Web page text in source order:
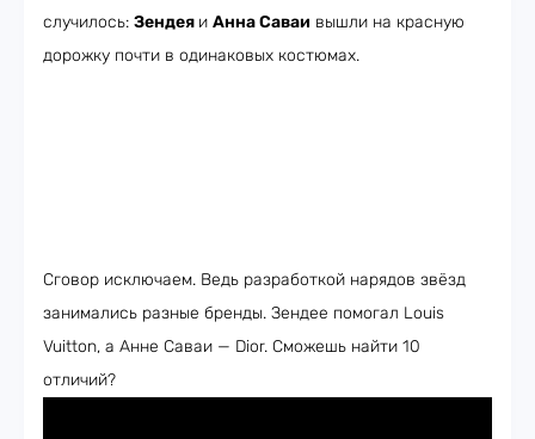
случилось: Зендея и Анна Саваи вышли на красную
дорожку почти в одинаковых костюмах.
Сговор исключаем. Ведь разработкой нарядов звёзд
занимались разные бренды. Зендее помогал Louis
Vuitton, а Анне Саваи — Dior. Сможешь найти 10
отличий?